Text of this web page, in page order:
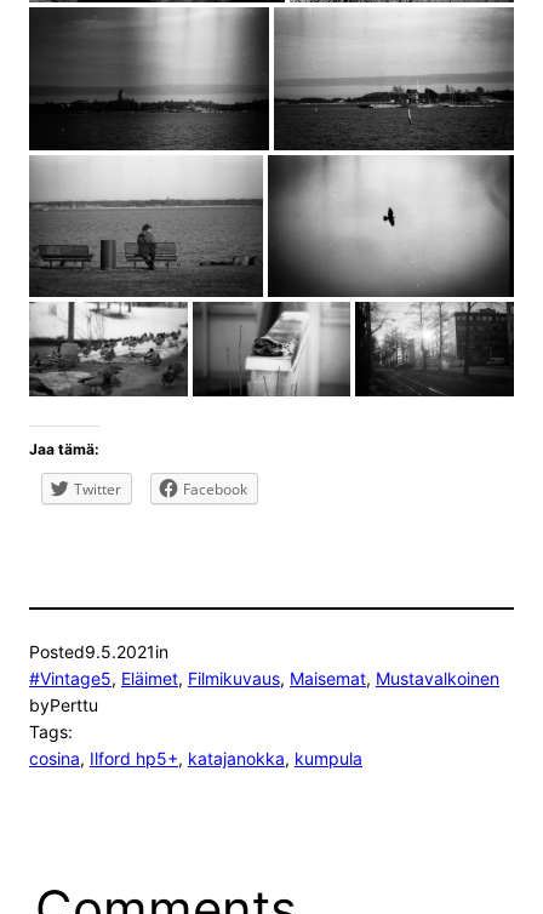
Jaa tämä:
Twitter Facebook
Posted9.5.2021in
#Vintage5, Eläimet, Filmikuvaus, Maisemat, Mustavalkoinen
byPerttu
Tags:
cosina, Ilford hp5+, katajanokka, kumpula